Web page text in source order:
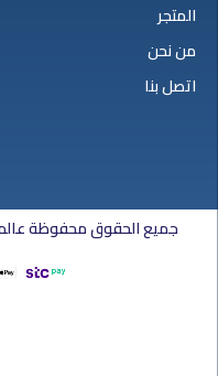
المتجر
من نحن
اتصل بنا
جميع الحقوق محفوظة عالم